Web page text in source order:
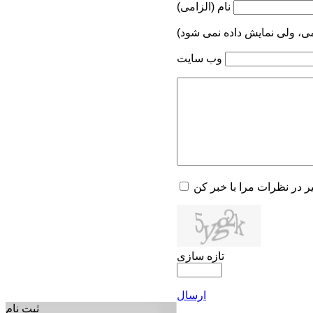
نام (الزامی)
ولی نمایش داده نمی شود)
وب سایت
در نظرات مرا با خبر کن
تازه سازی
ارسال
ثبت نام